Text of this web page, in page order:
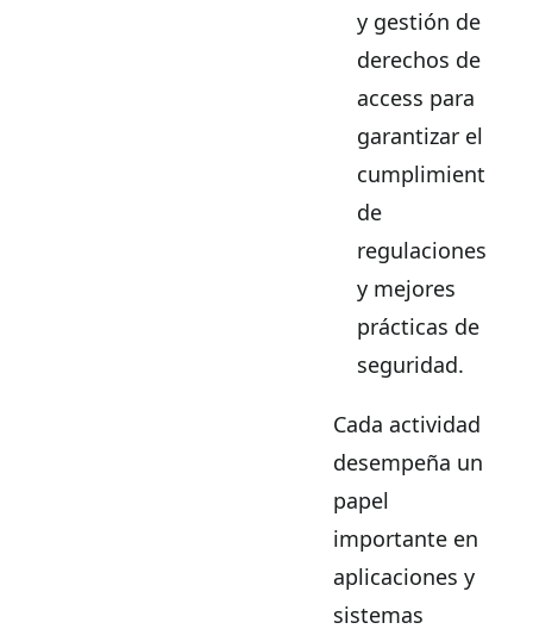
y gestión de
derechos de
access para
garantizar el
cumplimiento
de
regulaciones
y mejores
prácticas de
seguridad.
Cada actividad
desempeña un
papel
importante en
aplicaciones y
sistemas